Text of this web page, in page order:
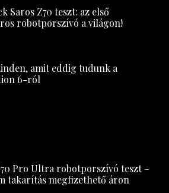
Saros Z70 teszt: az első
robotporszívó a világon!
amit eddig tudunk a
6-ról
Pro Ultra robotporszívó teszt –
takarítás megfizethető áron